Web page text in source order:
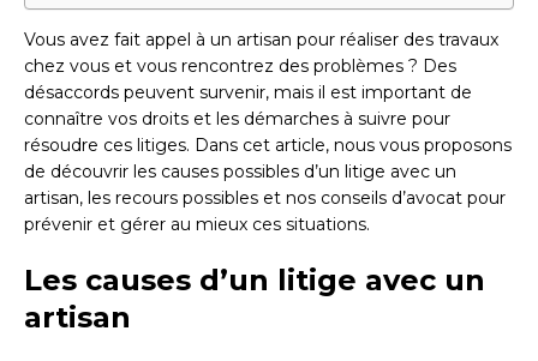
Vous avez fait appel à un artisan pour réaliser des travaux
chez vous et vous rencontrez des problèmes ? Des
désaccords peuvent survenir, mais il est important de
connaître vos droits et les démarches à suivre pour
résoudre ces litiges. Dans cet article, nous vous proposons
de découvrir les causes possibles d’un litige avec un
artisan, les recours possibles et nos conseils d’avocat pour
prévenir et gérer au mieux ces situations.
Les causes d’un litige avec un
artisan